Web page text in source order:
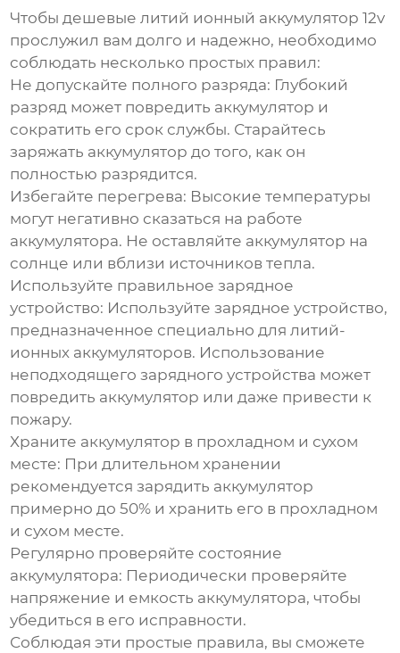
Чтобыдешевые литий ионный аккумулятор 12v
прослужил вам долго и надежно, необходимо
соблюдать несколько простых правил:
Не допускайте полного разряда: Глубокий
разряд может повредить аккумулятор и
сократить его срок службы. Старайтесь
заряжать аккумулятор до того, как он
полностью разрядится.
Избегайте перегрева: Высокие температуры
могут негативно сказаться на работе
аккумулятора. Не оставляйте аккумулятор на
солнце или вблизи источников тепла.
Используйте правильное зарядное
устройство: Используйте зарядное устройство,
предназначенное специально для литий-
ионных аккумуляторов. Использование
неподходящего зарядного устройства может
повредить аккумулятор или даже привести к
пожару.
Храните аккумулятор в прохладном и сухом
месте: При длительном хранении
рекомендуется зарядить аккумулятор
примерно до 50% и хранить его в прохладном
и сухом месте.
Регулярно проверяйте состояние
аккумулятора: Периодически проверяйте
напряжение и емкость аккумулятора, чтобы
убедиться в его исправности.
Соблюдая эти простые правила, вы сможете